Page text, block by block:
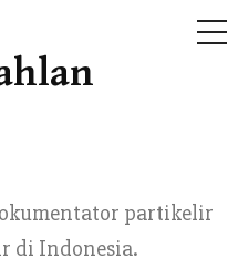
partikelir
di Indonesia.